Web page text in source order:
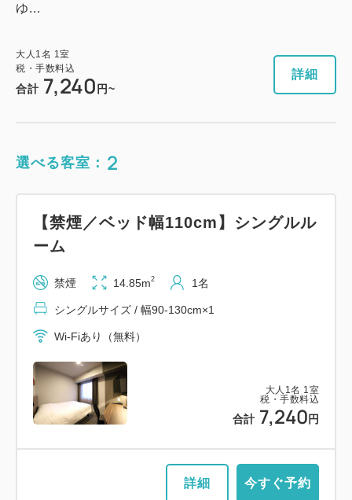
ゆ...
大人 1 名 1 室
税・手数料込
合計 7,240円~
詳細
選べる客室： 2
大人 1 名 1 室
税・手数料込
合計 7,240円
【禁煙／ベッド幅110cm】シングルル
ーム
禁煙 14.85m2 1名
シングルサイズ / 幅90-130cm×1
Wi-Fiあり（無料）
詳細 今すぐ予約